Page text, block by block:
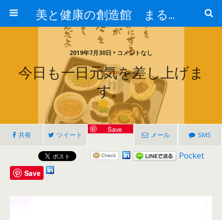
美と健康の創造館 まるとみ薬品 ぐんまの薬屋 芳さんのブログ
2019年7月30日 • コメントなし
今日も一日元気を差し上げま
す。
共有 ツイート
Save
メール SMS
Pocket
Save